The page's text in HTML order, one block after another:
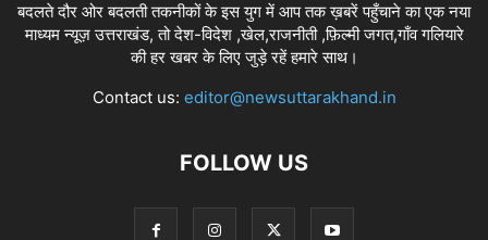
बदलते दौर ओर बदलती तकनीकों के इस युग में आप तक ख़बरें पहुँचाने का एक नया
माध्यम न्यूज़ उत्तराखंड, तो देश-विदेश ,खेल,राजनीती ,फ़िल्मी जगत,गाँव गलियारे
की हर खबर के लिए जुड़े रहें हमारे साथ।
Contact us: editor@newsuttarakhand.in
FOLLOW US